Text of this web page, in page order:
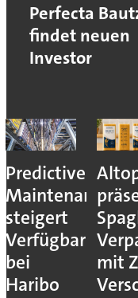
Perfecta
findet neuen
Investor
Predictive
Maintenance
steigert
Verfügbarkeit
bei
Haribo
mit